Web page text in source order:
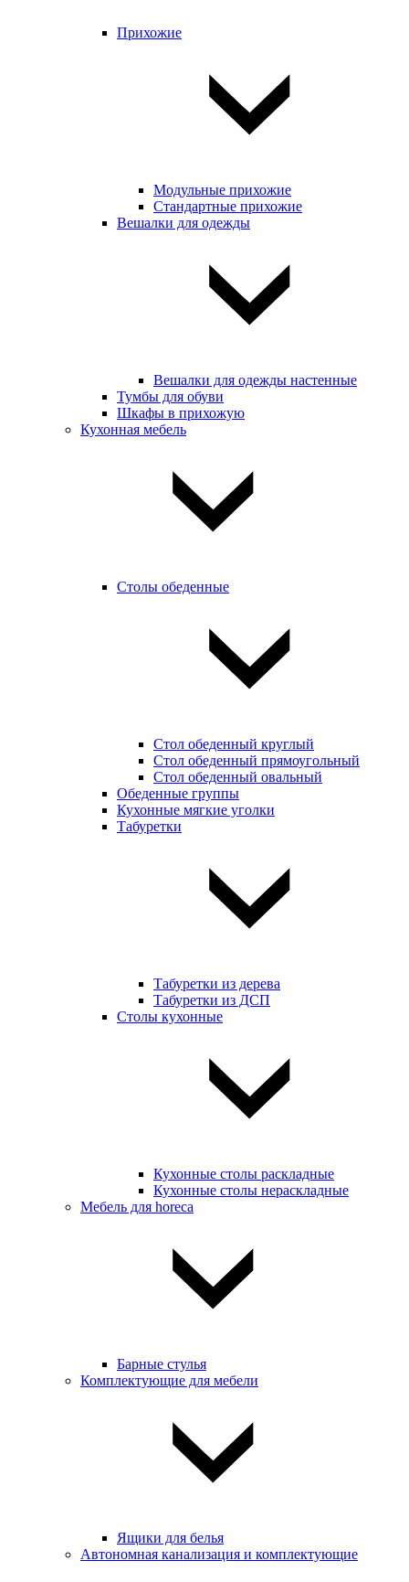
Прихожие
Модульные прихожие
Стандартные прихожие
Вешалки для одежды
Вешалки для одежды настенные
Тумбы для обуви
Шкафы в прихожую
Кухонная мебель
Столы обеденные
Стол обеденный круглый
Стол обеденный прямоугольный
Стол обеденный овальный
Обеденные группы
Кухонные мягкие уголки
Табуретки
Табуретки из дерева
Табуретки из ДСП
Столы кухонные
Кухонные столы раскладные
Кухонные столы нераскладные
Мебель для horeca
Барные стулья
Комплектующие для мебели
Ящики для белья
Автономная канализация и комплектующие